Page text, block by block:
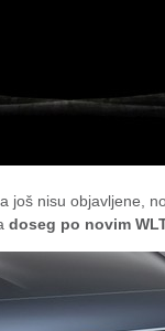
još nisu objavljene,
doseg po novim